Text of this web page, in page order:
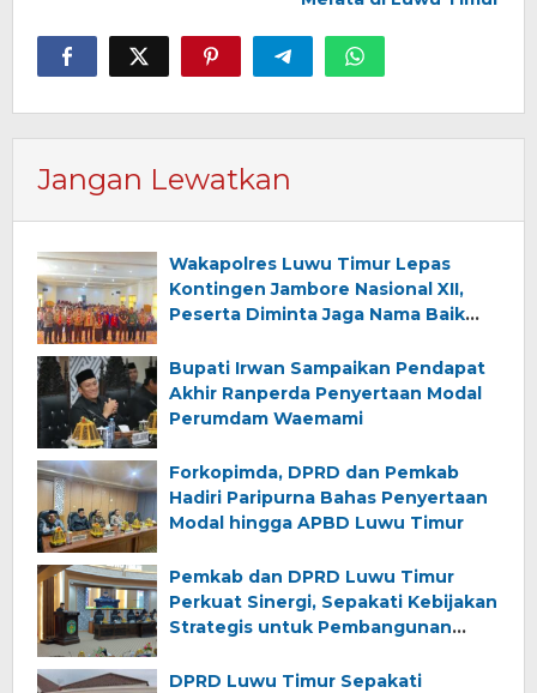
Jangan Lewatkan
Wakapolres Luwu Timur Lepas
Kontingen Jambore Nasional XII,
Peserta Diminta Jaga Nama Baik
Bupati Irwan Sampaikan Pendapat
Akhir Ranperda Penyertaan Modal
Perumdam Waemami
Forkopimda, DPRD dan Pemkab
Hadiri Paripurna Bahas Penyertaan
Modal hingga APBD Luwu Timur
Pemkab dan DPRD Luwu Timur
Perkuat Sinergi, Sepakati Kebijakan
Strategis untuk Pembangunan
DPRD Luwu Timur Sepakati